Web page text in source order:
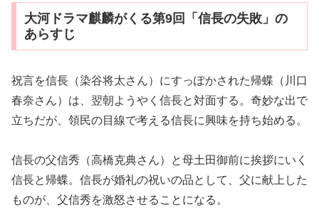
大河ドラマ麒麟がくる第9回「信長の失敗」の
あらすじ
祝言を信長（染谷将太さん）にすっぽかされた帰蝶（川口
春奈さん）は、翌朝ようやく信長と対面する。奇妙な出で
立ちだが、領民の目線で考える信長に興味を持ち始める。
信長の父信秀（高橋克典さん）と母土田御前に挨拶にいく
信長と帰蝶。信長が婚礼の祝いの品として、父に献上した
ものが、父信秀を激怒させることになる。